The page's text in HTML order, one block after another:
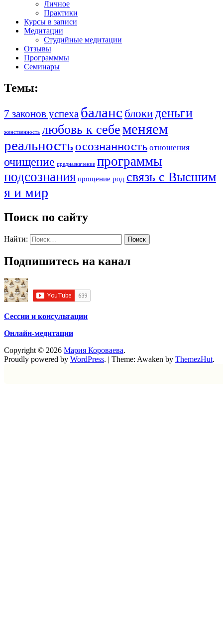
Личное
Практики
Курсы в записи
Медитации
Студийные медитации
Отзывы
Программмы
Семинары
Темы:
7 законов успеха баланс блокиденьги
женственность любовь к себеменяем
реальностьосознанность отношения
очищение предназначение программы
подсознания прощение род связь с Высшим
я и мир
Поиск по сайту
Найти:
Подпишитесь на канал
Сессии и консультации
Онлайн-медитации
Copyright © 2026 Мария Короваева.
Proudly powered by WordPress. | Theme: Awaken by ThemezHut.